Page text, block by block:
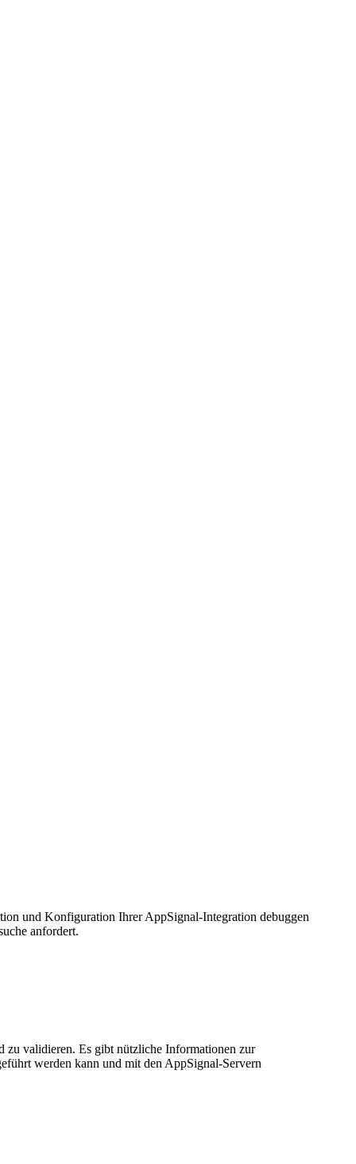
und Konfiguration Ihrer AppSignal-Integration debuggen
anfordert.
zu validieren. Es gibt nützliche Informationen zur
werden kann und mit den AppSignal-Servern